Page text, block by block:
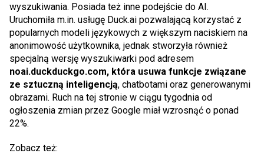
wyszukiwania. Posiada też inne podejście do AI.
Uruchomiła m.in. usługę Duck.ai pozwalającą korzystać z
popularnych modeli językowych z większym naciskiem na
anonimowość użytkownika, jednak stworzyła również
specjalną wersję wyszukiwarki pod adresem
noai.duckduckgo.com, która usuwa funkcje związane
ze sztuczną inteligencją, chatbotami oraz generowanymi
obrazami. Ruch na tej stronie w ciągu tygodnia od
ogłoszenia zmian przez Google miał wzrosnąć o ponad
22%.
Zobacz też: